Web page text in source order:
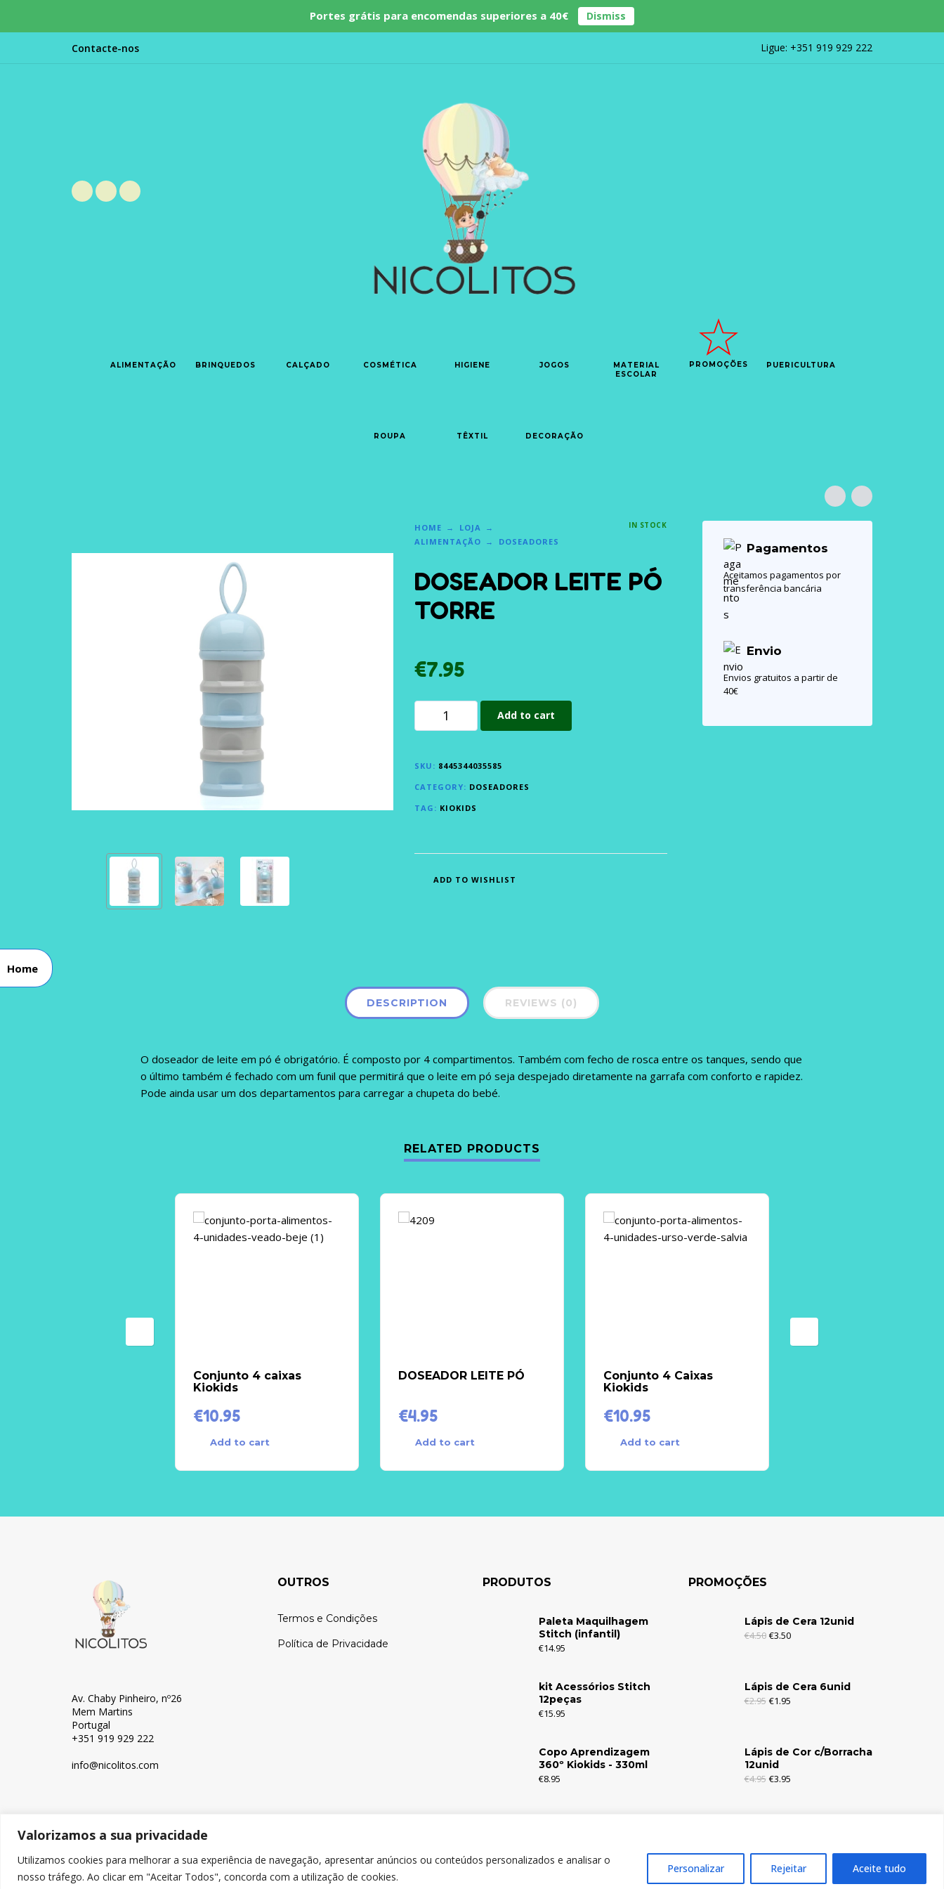
Valorizamos a sua privacidade
Utilizamos cookies para melhorar a sua experiência de navegação, apresentar anúncios ou conteúdos personalizados e analisar o
nosso tráfego. Ao clicar em "Aceitar Todos", concorda com a utilização de cookies.
Personalizar Rejeitar Aceite tudo
Portes grátis para encomendas superiores a 40€ Dismiss
Contacte-nos Ligue: +351 919 929 222
ALIMENTAÇÃO BRINQUEDOS CALÇADO COSMÉTICA HIGIENE JOGOS
MATERIAL
ESCOLAR
PROMOÇÕES PUERICULTURA
ROUPA TÊXTIL DECORAÇÃO
HOME
LOJA
ALIMENTAÇÃO
DOSEADORES
IN STOCK
DOSEADOR LEITE PÓ
TORRE
€7.95
Add to cart
SKU: 8445344035585
CATEGORY: DOSEADORES
TAG: KIOKIDS
ADD TO WISHLIST
Pagamentos
Aceitamos pagamentos por
transferência bancária
Envio
Envios gratuitos a partir de
40€
DESCRIPTION REVIEWS (0)
O doseador de leite em pó é obrigatório. É composto por 4 compartimentos. Também com fecho de rosca entre os tanques, sendo que
o último também é fechado com um funil que permitirá que o leite em pó seja despejado diretamente na garrafa com conforto e rapidez.
Pode ainda usar um dos departamentos para carregar a chupeta do bebé.
RELATED PRODUCTS
Conjunto 4 caixas
Kiokids
€10.95
Add to cart
DOSEADOR LEITE PÓ
€4.95
Add to cart
Conjunto 4 Caixas
Kiokids
€10.95
Add to cart
Home
Av. Chaby Pinheiro, nº26
Mem Martins
Portugal
+351 919 929 222
info@nicolitos.com
OUTROS
Termos e Condições
Política de Privacidade
PRODUTOS
Paleta Maquilhagem
Stitch (infantil)
€14.95
kit Acessórios Stitch
12peças
€15.95
Copo Aprendizagem
360º Kiokids - 330ml
€8.95
PROMOÇÕES
Lápis de Cera 12unid
€4.50 €3.50
Lápis de Cera 6unid
€2.95 €1.95
Lápis de Cor c/Borracha
12unid
€4.95 €3.95